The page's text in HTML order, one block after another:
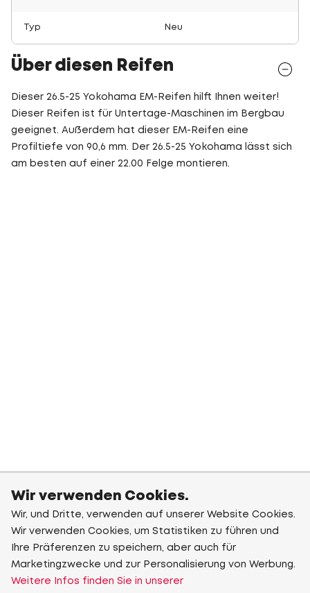
Typ Neu
Über diesen Reifen
Dieser 26.5-25 Yokohama EM-Reifen hilft Ihnen weiter!
Dieser Reifen ist für Untertage-Maschinen im Bergbau
geeignet. Außerdem hat dieser EM-Reifen eine
Profiltiefe von 90,6 mm. Der 26.5-25 Yokohama lässt sich
am besten auf einer 22.00 Felge montieren.
Wir verwenden Cookies.
Wir, und Dritte, verwenden auf unserer Website Cookies.
Wir verwenden Cookies, um Statistiken zu führen und
Ihre Präferenzen zu speichern, aber auch für
Marketingzwecke und zur Personalisierung von Werbung.
Weitere Infos finden Sie in unserer